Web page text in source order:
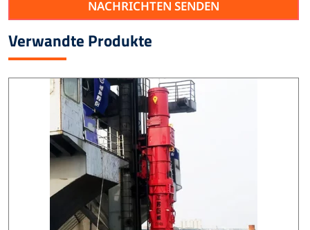
NACHRICHTEN SENDEN
Verwandte Produkte